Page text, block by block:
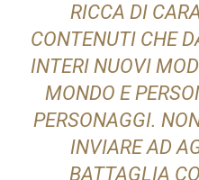
RICCA DI
CONTENUTI CHE
INTERI NUOVI
MONDO E
PERSONAGGI.
INVIARE AD
BATTAGLIA